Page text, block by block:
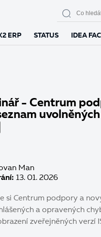
ERP STATUS IDEA
- Centrum
Man
13. 01. 2026
si Centrum podpory a
a opravených
zveřejněných verzí